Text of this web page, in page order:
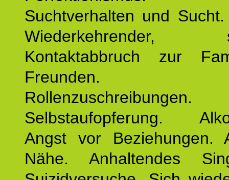
Suchtverhalten und
Wiederkehrender,
Kontaktabbruch zur
Freunden.
Rollenzuschreibungen.
Selbstaufopferung.
Angst vor Beziehungen.
Nähe. Anhaltendes